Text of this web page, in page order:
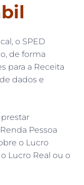
o SPED
de forma
para a Receita
dados e
Pessoa
o Lucro
Lucro Real ou o